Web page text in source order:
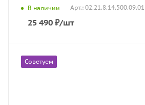
В наличии Арт.: 02.21.8.14.500.09.01
25 490 ₽/шт
Советуем